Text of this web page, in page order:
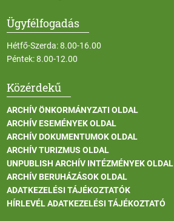
Ügyfélfogadás
Hétfő-Szerda: 8.00-16.00
Péntek: 8.00-12.00
Közérdekű
ARCHÍV ÖNKORMÁNYZATI OLDAL
ARCHÍV ESEMÉNYEK OLDAL
ARCHÍV DOKUMENTUMOK OLDAL
ARCHÍV TURIZMUS OLDAL
UNPUBLISH ARCHÍV INTÉZMÉNYEK OLDAL
ARCHÍV BERUHÁZÁSOK OLDAL
ADATKEZELÉSI TÁJÉKOZTATÓK
HÍRLEVÉL ADATKEZELÉSI TÁJÉKOZTATÓ